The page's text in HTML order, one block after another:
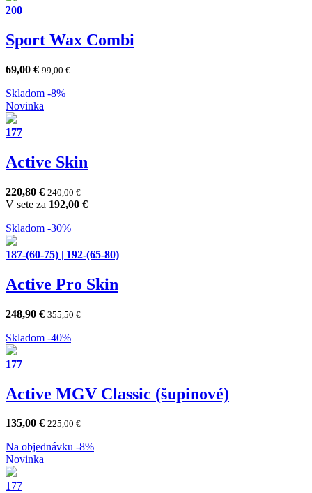
200
Sport Wax Combi
69,00 € 99,00 €
Skladom -8%
Novinka
177
Active Skin
220,80 € 240,00 €
V sete za 192,00 €
Skladom -30%
187-(60-75) | 192-(65-80)
Active Pro Skin
248,90 € 355,50 €
Skladom -40%
177
Active MGV Classic (šupinové)
135,00 € 225,00 €
Na objednávku -8%
Novinka
177